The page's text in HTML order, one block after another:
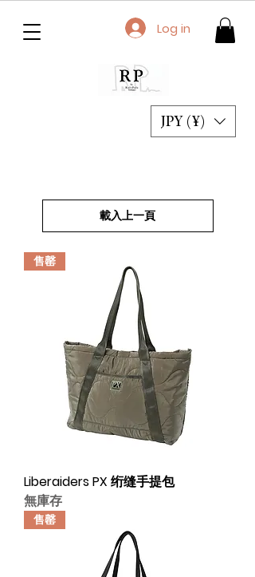
JPY (¥)
Log in
載入上一頁
售罄
Liberaiders PX 绗缝手提包
無庫存
售罄